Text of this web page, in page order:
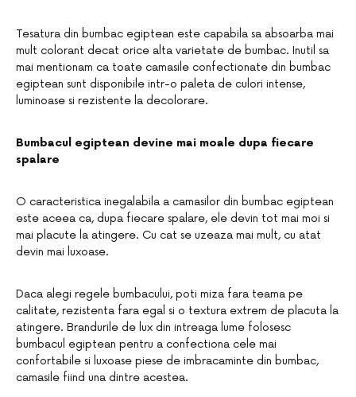
Tesatura din bumbac egiptean este capabila sa absoarba mai
mult colorant decat orice alta varietate de bumbac. Inutil sa
mai mentionam ca toate camasile confectionate din bumbac
egiptean sunt disponibile intr-o paleta de culori intense,
luminoase si rezistente la decolorare.
Bumbacul egiptean devine mai moale dupa fiecare
spalare
O caracteristica inegalabila a camasilor din bumbac egiptean
este aceea ca, dupa fiecare spalare, ele devin tot mai moi si
mai placute la atingere. Cu cat se uzeaza mai mult, cu atat
devin mai luxoase.
Daca alegi regele bumbacului, poti miza fara teama pe
calitate, rezistenta fara egal si o textura extrem de placuta la
atingere. Brandurile de lux din intreaga lume folosesc
bumbacul egiptean pentru a confectiona cele mai
confortabile si luxoase piese de imbracaminte din bumbac,
camasile fiind una dintre acestea.